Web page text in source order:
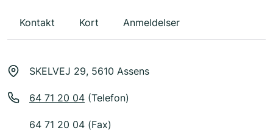
Kontakt Kort Anmeldelser
SKELVEJ 29, 5610 Assens
64 71 20 04 (Telefon)
64 71 20 04 (Fax)